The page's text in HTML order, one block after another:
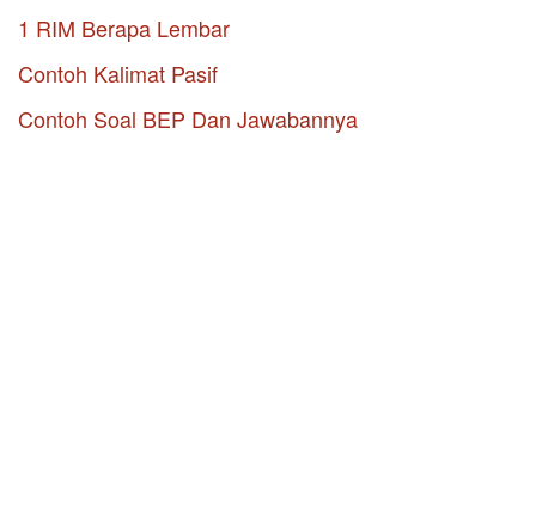
1 RIM Berapa Lembar
Contoh Kalimat Pasif
Contoh Soal BEP Dan Jawabannya